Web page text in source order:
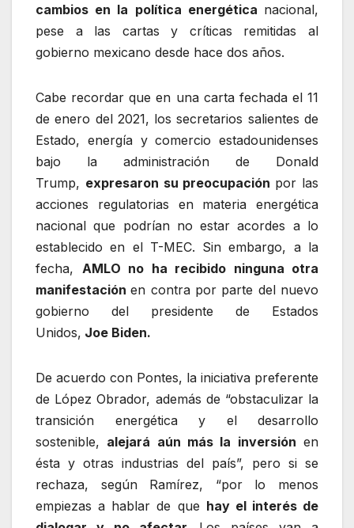
cambios en la política energética nacional,
pese a las cartas y críticas remitidas al
gobierno mexicano desde hace dos años.
Cabe recordar que en una carta fechada el 11
de enero del 2021, los secretarios salientes de
Estado, energía y comercio estadounidenses
bajo la administración de Donald
Trump, expresaron su preocupación por las
acciones regulatorias en materia energética
nacional que podrían no estar acordes a lo
establecido en el T-MEC. Sin embargo, a la
fecha, AMLO no ha recibido ninguna otra
manifestaciónen contra por parte del nuevo
gobierno del presidente de Estados
Unidos, Joe Biden.
De acuerdo con Pontes, la iniciativa preferente
de López Obrador, además de “obstaculizar la
transición energética y el desarrollo
sostenible, alejará aún más la inversión en
ésta y otras industrias del país”, pero si se
rechaza, según Ramírez, “por lo menos
empiezas a hablar de que hay el interés de